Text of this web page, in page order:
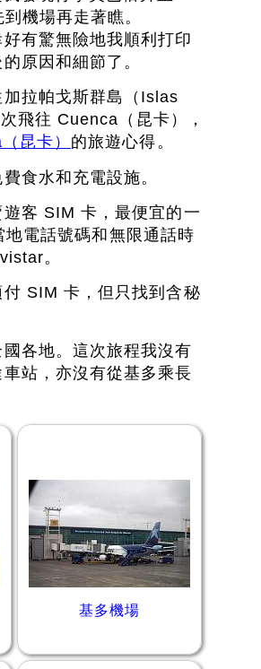
機場再走著瞧。
有驚無險地我順利打印
原因和細節了。
拉帕戈斯群島（Islas
飛往 Cuenca（昆卡），
昆卡） 的旅遊心得。
食水和充電設施。
客 SIM 卡，最便宜的一
電話號碼和無限通話時
。
SIM 卡，但只找到含秘
各地。這次旅程我沒有
站，亦沒有從基多乘長
基多機場